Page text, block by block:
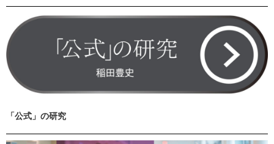
「公式」の研究